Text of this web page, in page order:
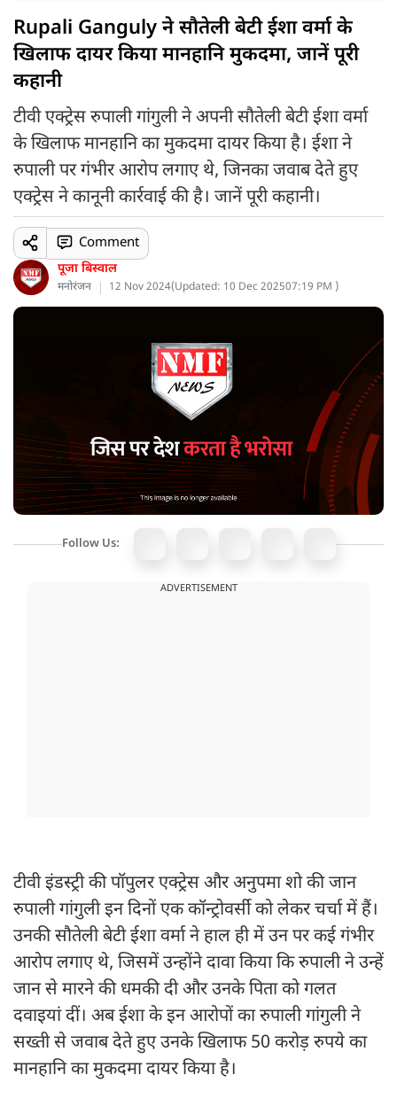
Rupali Ganguly ने सौतेली बेटी ईशा वर्मा के
खिलाफ दायर किया मानहानि मुकदमा, जानें पूरी
कहानी
टीवी एक्ट्रेस रुपाली गांगुली ने अपनी सौतेली बेटी ईशा वर्मा
के खिलाफ मानहानि का मुकदमा दायर किया है। ईशा ने
रुपाली पर गंभीर आरोप लगाए थे, जिनका जवाब देते हुए
एक्ट्रेस ने कानूनी कार्रवाई की है। जानें पूरी कहानी।
पूजा बिस्वाल
मनोरंजन 12 Nov 2024(Updated: 10 Dec 202507:19 PM )
Comment
Follow Us:
ADVERTISEMENT
टीवी इंडस्ट्री की पॉपुलर एक्ट्रेस और अनुपमा शो की जान
रुपाली गांगुली इन दिनों एक कॉन्ट्रोवर्सी को लेकर चर्चा में हैं।
उनकी सौतेली बेटी ईशा वर्मा ने हाल ही में उन पर कई गंभीर
आरोप लगाए थे, जिसमें उन्होंने दावा किया कि रुपाली ने उन्हें
जान से मारने की धमकी दी और उनके पिता को गलत
दवाइयां दीं। अब ईशा के इन आरोपों का रुपाली गांगुली ने
सख्ती से जवाब देते हुए उनके खिलाफ 50 करोड़ रुपये का
मानहानि का मुकदमा दायर किया है।